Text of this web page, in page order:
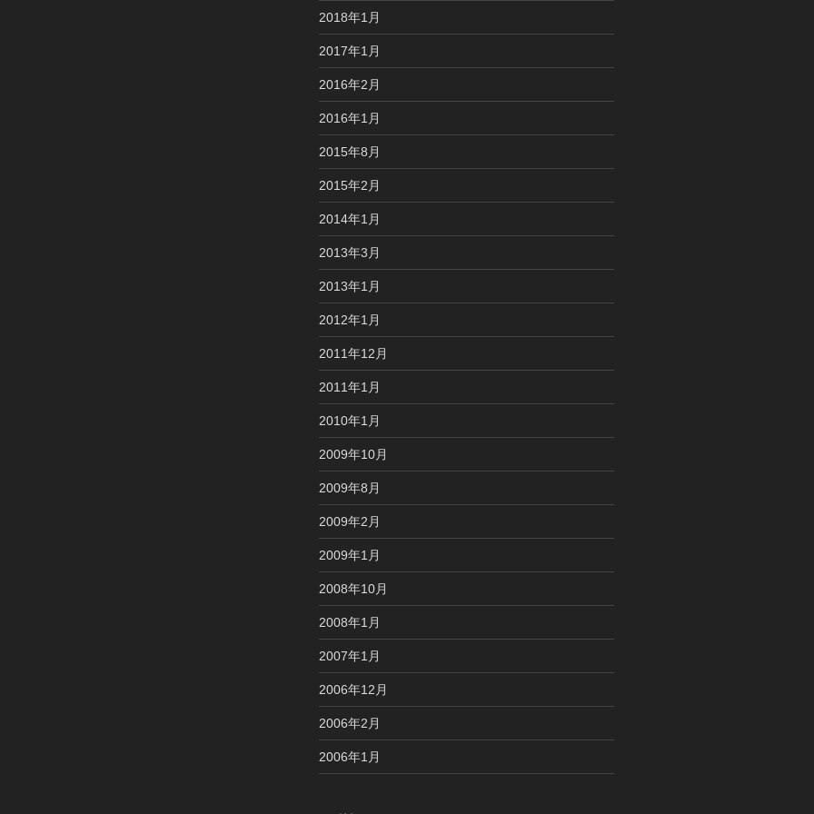
2018年1月
2017年1月
2016年2月
2016年1月
2015年8月
2015年2月
2014年1月
2013年3月
2013年1月
2012年1月
2011年12月
2011年1月
2010年1月
2009年10月
2009年8月
2009年2月
2009年1月
2008年10月
2008年1月
2007年1月
2006年12月
2006年2月
2006年1月